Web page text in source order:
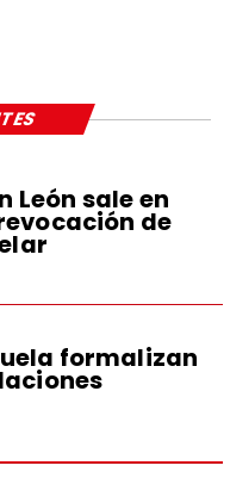
León sale en
de
formalizan